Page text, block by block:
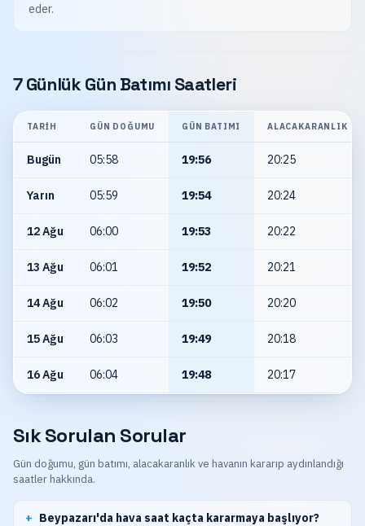
eder.
7 Günlük Gün Batımı Saatleri
TARIH GÜN DOĞUMU GÜN BATIMI ALACAKARANLIK
Bugün 05:58 19:56 20:25
Yarın 05:59 19:54 20:24
12 Ağu 06:00 19:53 20:22
13 Ağu 06:01 19:52 20:21
14 Ağu 06:02 19:50 20:20
15 Ağu 06:03 19:49 20:18
16 Ağu 06:04 19:48 20:17
Sık Sorulan Sorular
Gün doğumu, gün batımı, alacakaranlık ve havanın kararıp aydınlandığı
saatler hakkında.
Beypazarı'da hava saat kaçta kararmaya başlıyor?